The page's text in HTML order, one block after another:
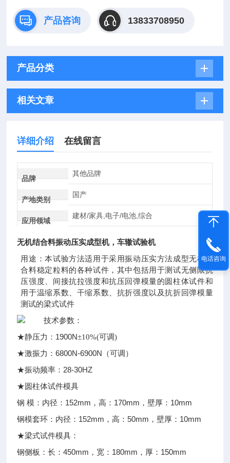
产品咨询 13833708950
产品分类
相关文章
详细介绍 在线留言
品牌
其他品牌
产地类别
国产
应用领域
建材/家具,电子/电池,综合
无机结合料振动压实成型机，车辙试验机
用途：本试验方法适用于采用振动压实方法成型无机结
合料稳定粒料的各种试件，其中包括用于测试无侧限抗
压强度、间接抗拉强度和抗压回弹模量的圆柱体试件和
用于温缩系数、干缩系数、抗折强度以及抗折回弹模量
测试的梁式试件
技术参数：
★静压力： 1900N±10%(可调)
★激振力：6800N-6900N （可调）
★振动频率： 28-30HZ
★圆柱体试件模具
钢 模：内径： 152mm ，高： 170mm ，壁厚： 10mm
钢模套环：内径： 152mm ，高：50mm ，壁厚： 10mm
★梁式试件模具：
钢侧板：长：450mm ，宽： 180mm ，厚： 150mm
电话咨询